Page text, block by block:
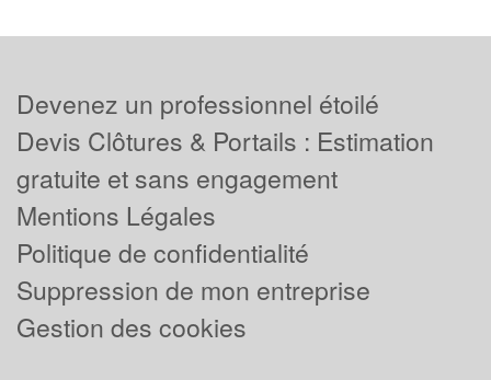
Devenez un professionnel étoilé
Devis Clôtures & Portails : Estimation
gratuite et sans engagement
Mentions Légales
Politique de confidentialité
Suppression de mon entreprise
Gestion des cookies